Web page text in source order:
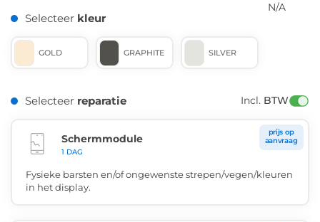
N/A
Selecteer kleur
GOLD GRAPHITE SILVER
Selecteer reparatie Incl. BTW
Schermmodule
1 DAG
prijs op
aanvraag
Fysieke barsten en/of ongewenste strepen/vegen/kleuren
in het display.